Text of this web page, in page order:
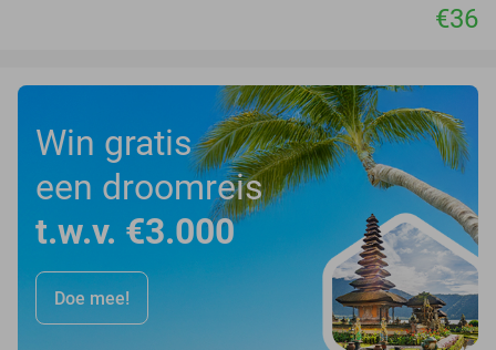
€36
Win gratis
een droomreis
t.w.v. €3.000
Doe mee!